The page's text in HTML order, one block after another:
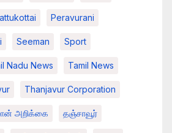
Peravurani
Seeman Sport
Nadu News Tamil News
Thanjavur Corporation
அறிக்கை தஞ்சாவூர்